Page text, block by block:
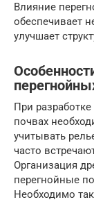
Влияние
обеспечивает
улучшает
При
почвах
учитывать
часто
Организация
перегнойные
Необходимо